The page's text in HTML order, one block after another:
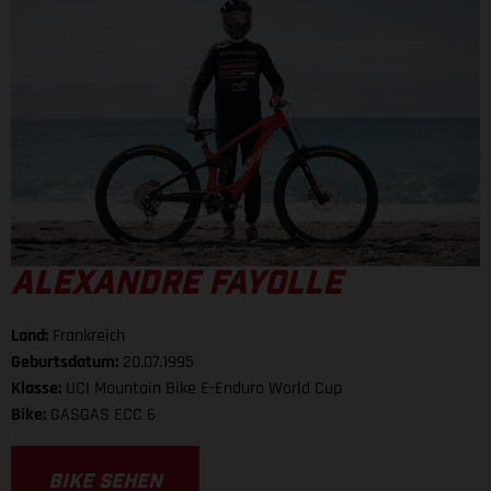
ALEXANDRE FAYOLLE
Land: Frankreich
Geburtsdatum: 20.07.1995
Klasse: UCI Mountain Bike E-Enduro World Cup
Bike: GASGAS ECC 6
BIKE SEHEN